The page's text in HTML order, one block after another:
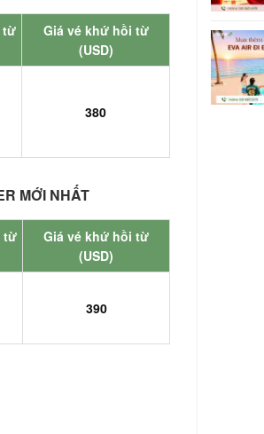
từ
Giá vé khứ hồi từ
(USD)
380
MỚI NHẤT
từ
Giá vé khứ hồi từ
(USD)
390